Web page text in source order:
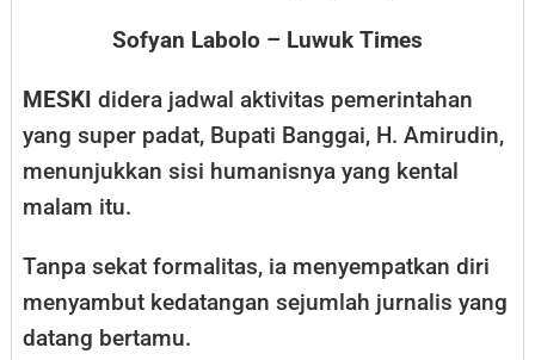
Sofyan Labolo – Luwuk Times
MESKI didera jadwal aktivitas pemerintahan
yang super padat, Bupati Banggai, H. Amirudin,
menunjukkan sisi humanisnya yang kental
malam itu.
Tanpa sekat formalitas, ia menyempatkan diri
menyambut kedatangan sejumlah jurnalis yang
datang bertamu.